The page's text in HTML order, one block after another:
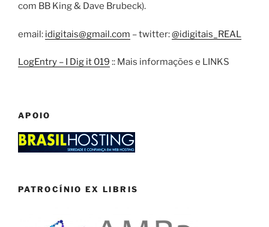
com BB King & Dave Brubeck).
email: idigitais@gmail.com – twitter:@idigitais_REAL
LogEntry – I Dig it 019 :: Mais informações e LINKS
APOIO
PATROCÍNIO EX LIBRIS